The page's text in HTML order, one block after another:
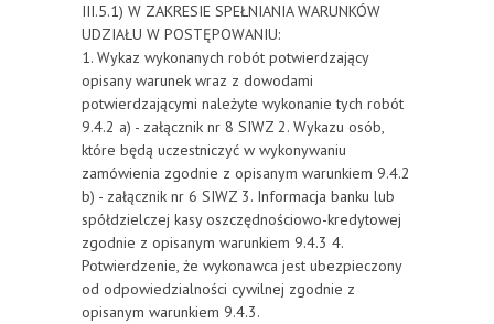
III.5.1) W ZAKRESIE SPEŁNIANIA WARUNKÓW
UDZIAŁU W POSTĘPOWANIU:
1. Wykaz wykonanych robót potwierdzający
opisany warunek wraz z dowodami
potwierdzającymi należyte wykonanie tych robót
9.4.2 a) - załącznik nr 8 SIWZ 2. Wykazu osób,
które będą uczestniczyć w wykonywaniu
zamówienia zgodnie z opisanym warunkiem 9.4.2
b) - załącznik nr 6 SIWZ 3. Informacja banku lub
spółdzielczej kasy oszczędnościowo-kredytowej
zgodnie z opisanym warunkiem 9.4.3 4.
Potwierdzenie, że wykonawca jest ubezpieczony
od odpowiedzialności cywilnej zgodnie z
opisanym warunkiem 9.4.3.